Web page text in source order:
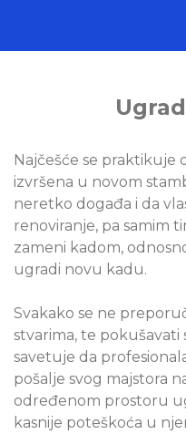
Najčešće se praktikuje
izvršena u novom
neretko događa i da
renoviranje, pa samim
zameni kadom,
ugradi novu kadu.
Svakako se ne
stvarima, te pokušavati
savetuje da
pošalje svog majstora
određenom prostoru
kasnije poteškoća u